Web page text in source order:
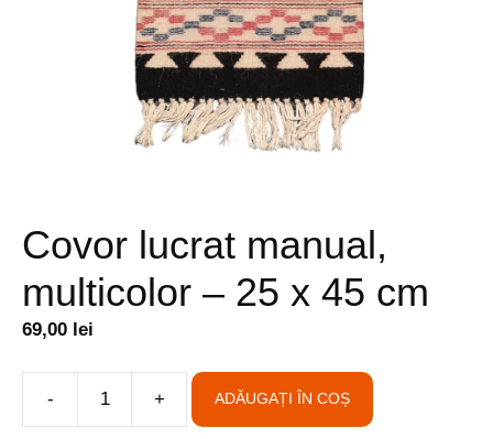
Covor lucrat manual,
multicolor – 25 x 45 cm
69,00 lei
-
Cantitate
+ ADĂUGAȚI ÎN COȘ